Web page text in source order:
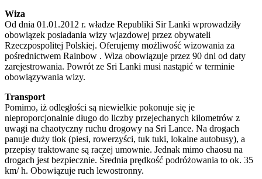
Wiza
Od dnia 01.01.2012 r. władze Republiki Sir Lanki wprowadziły
obowiązek posiadania wizy wjazdowej przez obywateli
Rzeczpospolitej Polskiej. Oferujemy możliwość wizowania za
pośrednictwem Rainbow . Wiza obowiązuje przez 90 dni od daty
zarejestrowania. Powrót ze Sri Lanki musi nastąpić w terminie
obowiązywania wizy.
Transport
Pomimo, iż odległości są niewielkie pokonuje się je
nieproporcjonalnie długo do liczby przejechanych kilometrów z
uwagi na chaotyczny ruchu drogowy na Sri Lance. Na drogach
panuje duży tłok (piesi, rowerzyści, tuk tuki, lokalne autobusy), a
przepisy traktowane są raczej umownie. Jednak mimo chaosu na
drogach jest bezpiecznie. Średnia prędkość podróżowania to ok. 35
km/ h. Obowiązuje ruch lewostronny.